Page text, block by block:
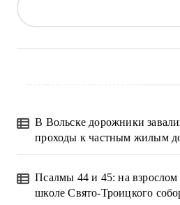
В Вольске дорожники
проходы к частным жилым
Псалмы 44 и 45: на взрослом
школе Свято-Троицкого